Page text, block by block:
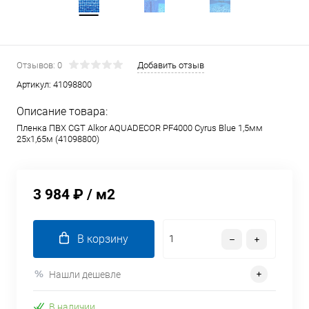
Отзывов: 0
Добавить отзыв
Артикул: 41098800
Описание товара:
Пленка ПВХ CGT Alkor AQUADECOR PF4000 Cyrus Blue 1,5мм
25х1,65м (41098800)
3 984 ₽ / м2
В корзину
Нашли дешевле
В наличии